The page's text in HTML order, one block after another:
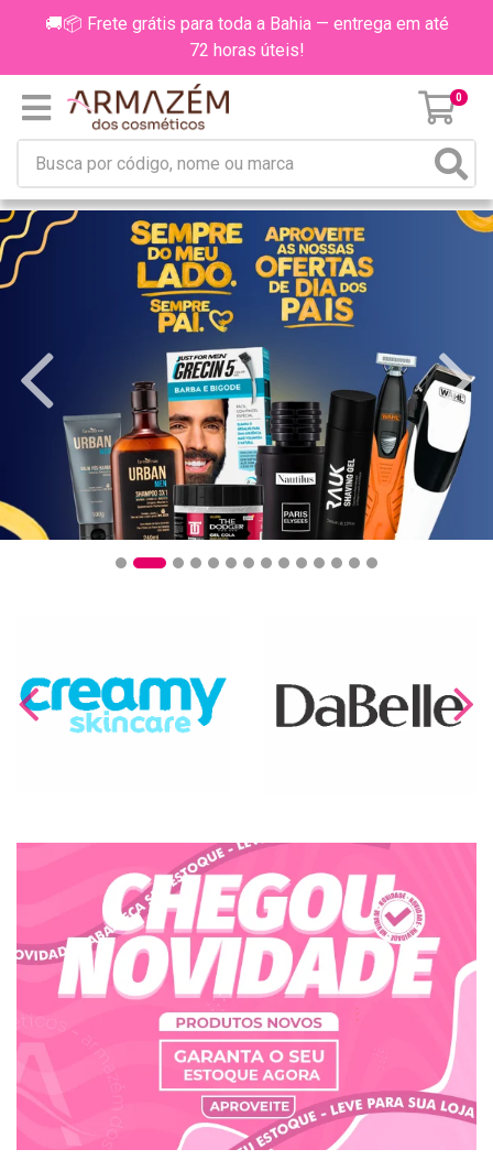
🚚📦 Frete grátis para toda a Bahia — entrega em até
72 horas úteis!
0